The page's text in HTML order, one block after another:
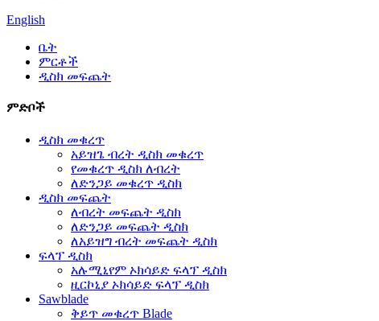
English
ቤት
ምርቶች
ዲስክ መፍጨት
ምድቦች
ዲስክ መቁረጥ
አይዝጌ ብረት ዲስክ መቁረጥ
የመቁረጥ ዲስክ ለብረት
ለድንጋይ መቁረጥ ዲስክ
ዲስክ መፍጨት
ለብረት መፍጨት ዲስክ
ለድንጋይ መፍጨት ዲስክ
ለአይዝግ ብረት መፍጨት ዲስክ
ፍላፕ ዲስክ
አሉሚኒየም ኦክሳይድ ፍላፕ ዲስክ
ዚርኮኒያ ኦክሳይድ ፍላፕ ዲስክ
Sawblade
ቅይጥ መቁረጥ Blade